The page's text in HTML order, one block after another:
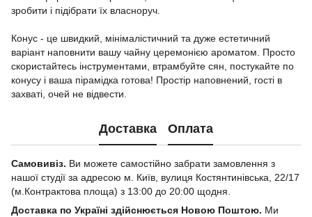
зробити і підібрати їх власноруч.
Конус - це швидкий, мінімалістичний та дуже естетичний
варіант наповнити вашу чайну церемонією ароматом. Просто
скористайтесь інструментами, втрамбуйте сян, постукайте по
конусу і ваша пірамідка готова! Простір наповнений, гості в
захваті, очей не відвести.
Доставка Оплата
Самовивіз. Ви можете самостійно забрати замовлення з
нашої студії за адресою м. Київ, вулиця Костянтинівська, 22/17
(м.Контрактова площа) з 13:00 до 20:00 щодня.
Доставка по Україні здійснюється Новою Поштою. Ми